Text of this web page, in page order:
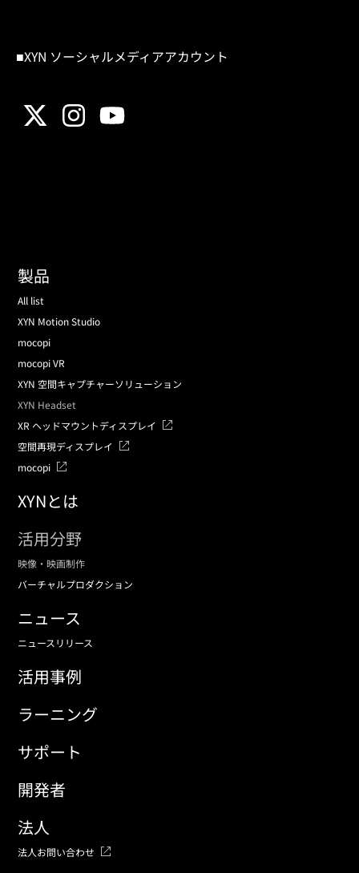
■XYN ソーシャルメディアアカウント
製品
All list
XYN Motion Studio
mocopi
mocopi VR
XYN 空間キャプチャーソリューション
XYN Headset
XR ヘッドマウントディスプレイ
空間再現ディスプレイ
mocopi
XYNとは
活用分野
映像・映画制作
バーチャルプロダクション
ニュース
ニュースリリース
活用事例
ラーニング
サポート
開発者
法人
法人お問い合わせ